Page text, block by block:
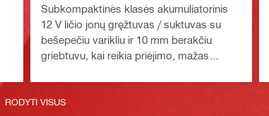
Subkompaktinės klasės akumuliatorinis
12 V ličio jonų gręžtuvas / suktuvas su
bešepečiu varikliu ir 10 mm berakčiu
griebtuvu, kai reikia priėjimo, mažas
RODYTI VISUS